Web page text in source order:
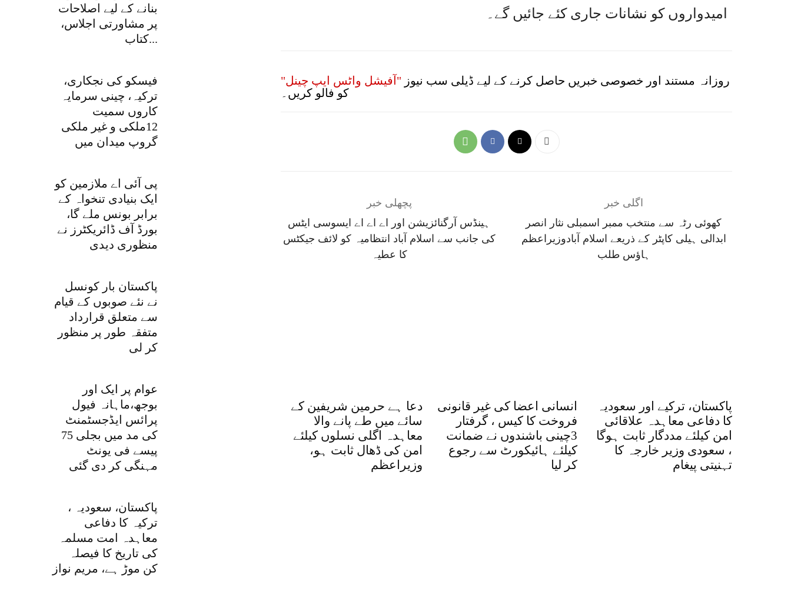
بنانے کے لیے اصلاحات
پر مشاورتی اجلاس،
کتاب...
فیسکو کی نجکاری،
ترکیہ، چینی سرمایہ
کاروں سمیت
12ملکی و غیر ملکی
گروپ میدان میں
پی آئی اے ملازمین کو
ایک بنیادی تنخواہ کے
برابر بونس ملے گا،
بورڈ آف ڈائریکٹرز نے
منظوری دیدی
پاکستان بار کونسل
نے نئے صوبوں کے قیام
سے متعلق قرارداد
متفقہ طور پر منظور
کر لی
عوام پر ایک اور
بوجھ،ماہانہ فیول
پرائس ایڈجسٹمنٹ
کی مد میں بجلی 75
پیسے فی یونٹ
مہنگی کر دی گئی
پاکستان، سعودیہ ،
ترکیہ کا دفاعی
معاہدہ امت مسلمہ
کی تاریخ کا فیصلہ
کن موڑ ہے، مریم نواز
امیدواروں کو نشانات جاری کئے جائیں گے۔
روزانہ مستند اور خصوصی خبریں حاصل کرنے کے لیے ڈیلی سب نیوز "آفیشل واٹس ایپ چینل"
کو فالو کریں۔
پچھلی خبر
ہینڈس آرگنائزیشن اور اے اے اے ایسوسی ایٹس
کی جانب سے اسلام آباد انتظامیہ کو لائف جیکٹس
کا عطیہ
اگلی خبر
کھوئی رٹہ سے منتخب ممبر اسمبلی نثار انصر
ابدالی ہیلی کاپٹر کے ذریعے اسلام آبادوزیراعظم
ہاؤس طلب
دعا ہے حرمین شریفین کے
سائے میں طے پانے والا
معاہدہ اگلی نسلوں کیلئے
امن کی ڈھال ثابت ہو،
وزیراعظم
انسانی اعضا کی غیر قانونی
فروخت کا کیس ، گرفتار
3چینی باشندوں نے ضمانت
کیلئے ہائیکورٹ سے رجوع
کر لیا
پاکستان، ترکیے اور سعودیہ
کا دفاعی معاہدہ علاقائی
امن کیلئے مددگار ثابت ہوگا
، سعودی وزیر خارجہ کا
تہنیتی پیغام